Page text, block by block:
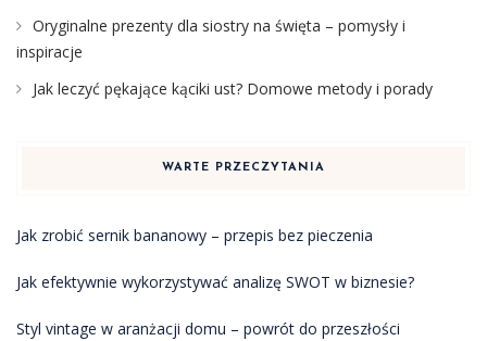
Oryginalne prezenty dla siostry na święta – pomysły i
inspiracje
Jak leczyć pękające kąciki ust? Domowe metody i porady
WARTE PRZECZYTANIA
Jak zrobić sernik bananowy – przepis bez pieczenia
Jak efektywnie wykorzystywać analizę SWOT w biznesie?
Styl vintage w aranżacji domu – powrót do przeszłości